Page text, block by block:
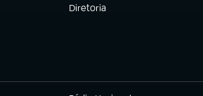
Diretoria
(abre em nova aba)